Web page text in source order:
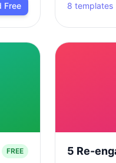
Free 8
FREE 5 Re-